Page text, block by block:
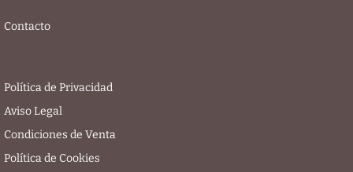
Contacto
Política de Privacidad
Aviso Legal
Condiciones de Venta
Política de Cookies